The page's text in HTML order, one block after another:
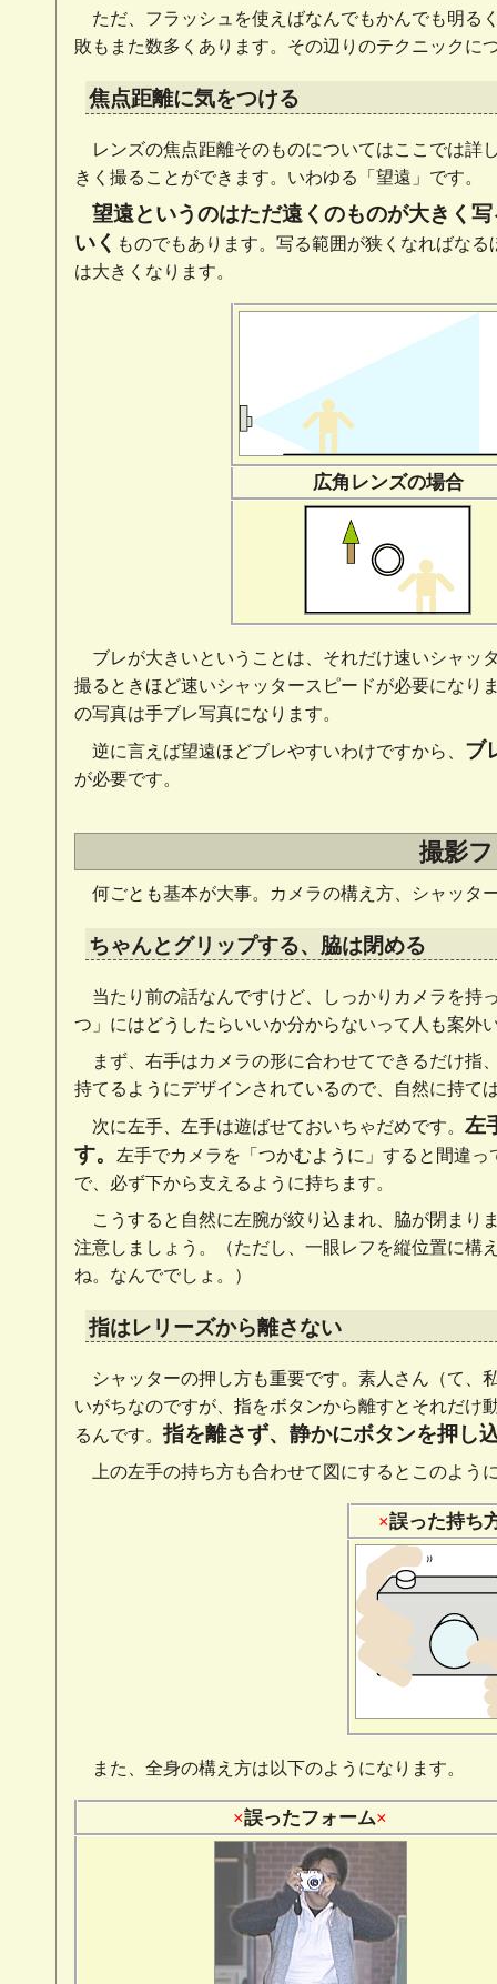
ただ、フラッシュを使えばなんでもかんでも明る
敗もまた数多くあります。その辺りのテクニックに
焦点距離に気をつける
レンズの焦点距離そのものについてはここでは詳
きく撮ることができます。いわゆる「望遠」です。
望遠というのはただ遠くのものが大きく
いく ものでもあります。写る範囲が狭くなればな
は大きくなります。
広角レンズの場合
ブレが大きいということは、それだけ速いシャッ
撮るときほど速いシャッタースピードが必要になり
の写真は手ブレ写真になります。
逆に言えば望遠ほどブレやすいわけですから、 ブ
が必要です。
撮影
何ごとも基本が大事。カメラの構え方、シャッタ
ちゃんとグリップする、脇は閉める
当たり前の話なんですけど、しっかりカメラを持
つ」にはどうしたらいいか分からないって人も案外
まず、右手はカメラの形に合わせてできるだけ指
持てるようにデザインされているので、自然に持て
次に左手、左手は遊ばせておいちゃだめです。 左
す。
左手でカメラを「つかむように」すると間違
で、必ず下から支えるように持ちます。
こうすると自然に左腕が絞り込まれ、脇が閉まり
注意しましょう。（ただし、一眼レフを縦位置に構
ね。なんででしょ。）
指はレリーズから離さない
シャッターの押し方も重要です。素人さん（て、
いがちなのですが、指をボタンから離すとそれだけ
るんです。指を離さず、静かにボタンを押し
上の左手の持ち方も合わせて図にするとこのよう
誤った持ち
また、全身の構え方は以下のようになります。
誤ったフォーム